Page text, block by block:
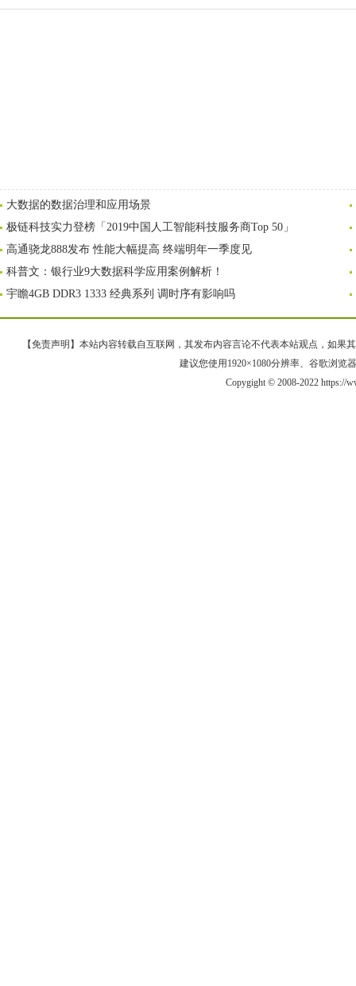
大数据的数据治理和应用场景
极链科技实力登榜「2019中国人工智能科技服务商Top 50」
高通骁龙888发布 性能大幅提高 终端明年一季度见
科普文：银行业9大数据科学应用案例解析！
宇瞻4GB DDR3 1333 经典系列 调时序有影响吗
【免责声明】本站内容转载自互联网，其发布内容言论不代表本站观点，如果
建议您使用1920×1080分辨率、谷歌浏览
Copygight © 2008-2022 https://